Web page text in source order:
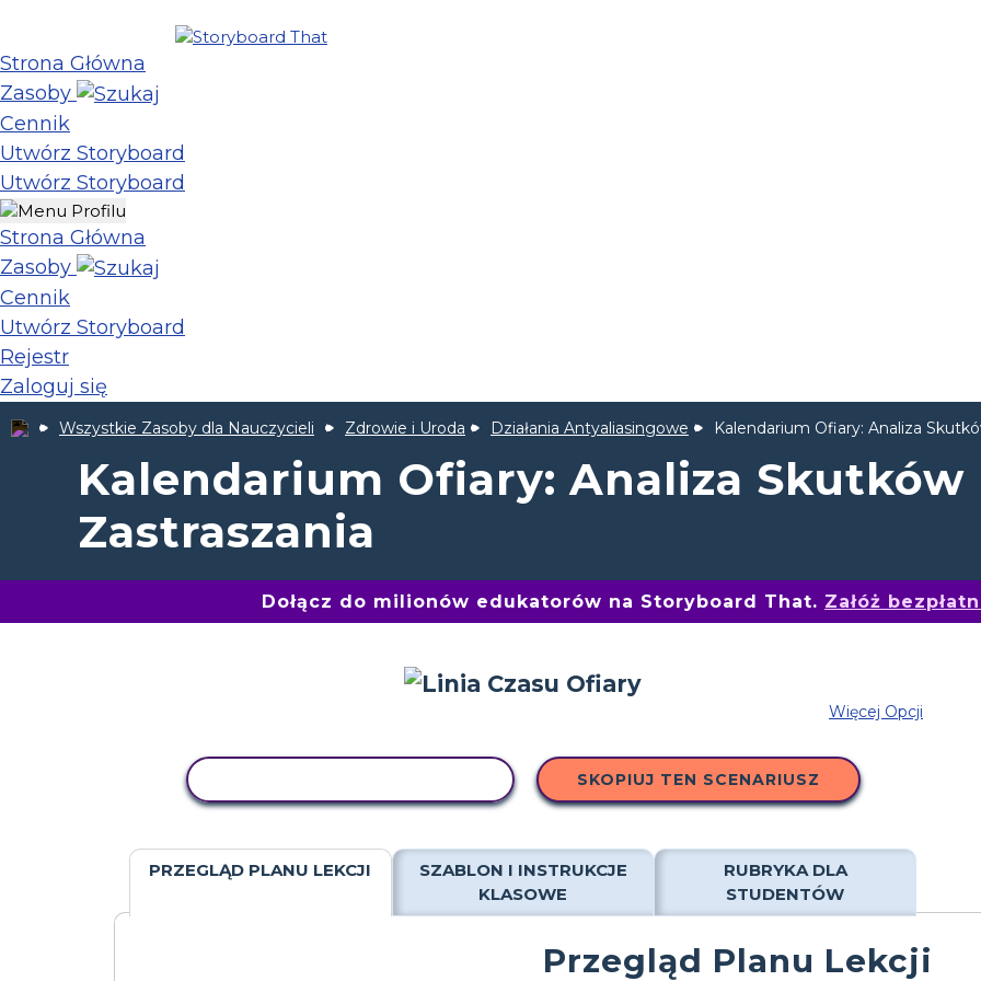
Strona Główna
Zasoby
Cennik
Utwórz Storyboard
Utwórz Storyboard
Strona Główna
Zasoby
Cennik
Utwórz Storyboard
Rejestr
Zaloguj się
Wszystkie Zasoby dla Nauczycieli Zdrowie i Uroda Działania Antyaliasingowe Kalendarium Ofiary: Analiza
Kalendarium Ofiary: Analiza Skutków
Zastraszania
Dołącz do milionów edukatorów na Storyboard That. Załóż
Więcej Opcji
SKOPIUJ TEN SCENARIUSZ
PRZEGLĄD PLANU LEKCJI
SZABLON I INSTRUKCJE
KLASOWE
RUBRYKA DLA
STUDENTÓW
Przegląd Planu Lekcji